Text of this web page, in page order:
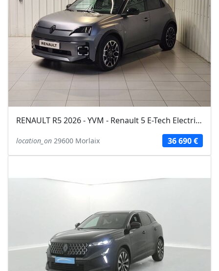
RENAULT R5 2026 - YVM - Renault 5 E-Tech Electrique 150 ch autonomie confort...
location_on 29600 Morlaix 36 690 €